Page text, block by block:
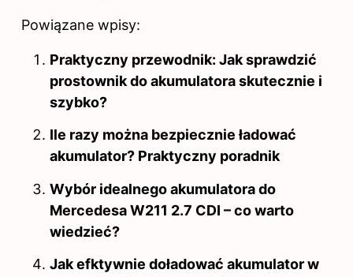
Powiązane wpisy:
Praktyczny przewodnik: Jak sprawdzić
prostownik do akumulatora skutecznie i
szybko?
Ile razy można bezpiecznie ładować
akumulator? Praktyczny poradnik
Wybór idealnego akumulatora do
Mercedesa W211 2.7 CDI – co warto
wiedzieć?
Jak efktywnie doładować akumulator w